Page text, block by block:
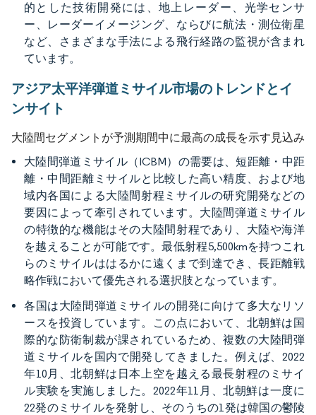
的とした技術開発には、地上レーダー、光学センサ
ー、レーダーイメージング、ならびに航法・測位衛星
など、さまざまな手法による飛行経路の監視が含まれ
ています。
アジア太平洋弾道ミサイル市場のトレンドとイ
ンサイト
大陸間セグメントが予測期間中に最高の成長を示す見込み
大陸間弾道ミサイル（ICBM）の需要は、短距離・中距
離・中間距離ミサイルと比較した高い精度、および地
域内各国による大陸間射程ミサイルの研究開発などの
要因によって牽引されています。大陸間弾道ミサイル
の特徴的な機能はその大陸間射程であり、大陸や海洋
を越えることが可能です。最低射程5,500kmを持つこれ
らのミサイルははるかに遠くまで到達でき、長距離戦
略作戦において優先される選択肢となっています。
各国は大陸間弾道ミサイルの開発に向けて多大なリソ
ースを投資しています。この点において、北朝鮮は国
際的な防衛制裁が課されているため、複数の大陸間弾
道ミサイルを国内で開発してきました。例えば、2022
年10月、北朝鮮は日本上空を越える最長射程のミサイ
ル実験を実施しました。2022年11月、北朝鮮は一度に
22発のミサイルを発射し、そのうちの1発は韓国の鬱陵